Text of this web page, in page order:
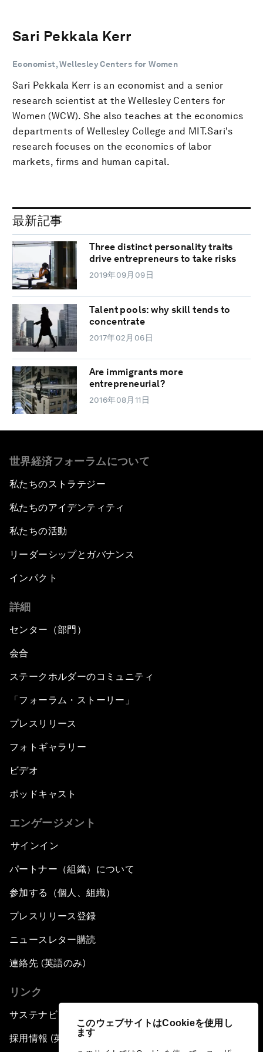
このウェブサイトはCookieを使用し
ます
Sari Pekkala Kerr
Economist, Wellesley Centers for Women
Sari Pekkala Kerr is an economist and a senior
research scientist at the Wellesley Centers for
Women (WCW). She also teaches at the economics
departments of Wellesley College and MIT.Sari's
research focuses on the economics of labor
markets, firms and human capital.
最新記事
Three distinct personality traits
drive entrepreneurs to take risks
2019年09月09日
Talent pools: why skill tends to
concentrate
2017年02月06日
Are immigrants more
entrepreneurial?
2016年08月11日
世界経済フォーラムについて
私たちのストラテジー
私たちのアイデンティティ
私たちの活動
リーダーシップとガバナンス
インパクト
詳細
センター（部門）
会合
ステークホルダーのコミュニティ
「フォーラム・ストーリー」
プレスリリース
フォトギャラリー
ビデオ
ポッドキャスト
エンゲージメント
サインイン
パートナー（組織）について
参加する（個人、組織）
プレスリリース登録
ニュースレター購読
連絡先 (英語のみ)
リンク
サステナビリティへの取り組み
採用情報 (英語のみ)